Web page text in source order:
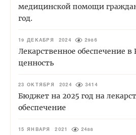
медицинской помощи
год.
19 ДЕКАБРЯ 2024 2986
Лекарственное обеспечение
ценность
23 ОКТЯБРЯ 2024 3414
Бюджет на 2025 год на
обеспечение
15 ЯНВАРЯ 2021 2488